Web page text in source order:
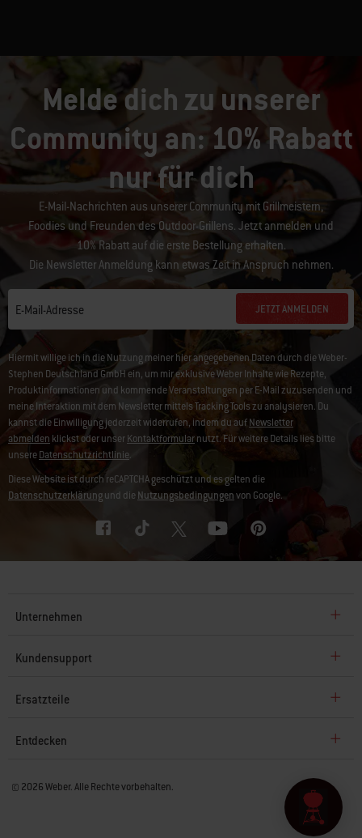
Melde dich zu unserer
Community an: 10% Rabatt
nur für dich
E-Mail-Nachrichten aus unserer Community mit Grillmeistern,
Foodies und Freunden des Outdoor-Grillens. Jetzt anmelden und
10% Rabatt auf die erste Bestellung erhalten.
Die Newsletter Anmeldung kann etwas Zeit in Anspruch nehmen.
E-Mail-Adresse JETZT ANMELDEN
Hiermit willige ich in die Nutzung meiner hier angegebenen Daten durch die Weber-
Stephen Deutschland GmbH ein, um mir exklusive Weber Inhalte wie Rezepte,
Produktinformationen und kommende Veranstaltungen per E-Mail zuzusenden und
meine Interaktion mit dem Newsletter mittels Tracking Tools zu analysieren. Du
kannst die Einwilligung jederzeit widerrufen, indem du aufNewsletter
abmelden klickst oder unserKontaktformularnutzt. Für weitere Details lies bitte
unsereDatenschutzrichtlinie.
Diese Website ist durch reCAPTCHA geschützt und es gelten die
Datenschutzerklärungund dieNutzungsbedingungenvon Google.
Unternehmen
Kundensupport
Ersatzteile
Entdecken
© 2026 Weber. Alle Rechte vorbehalten.